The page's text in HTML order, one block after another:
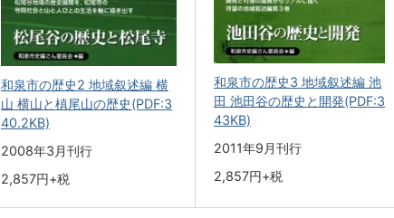
和泉市の歴史2 地域叙述編 横
山 横山と槙尾山の歴史(PDF:3
40.2KB)
2008年3月刊行
2,857円+税
和泉市の歴史3 地域叙述編 池
田 池田谷の歴史と開発(PDF:3
43KB)
2011年9月刊行
2,857円+税